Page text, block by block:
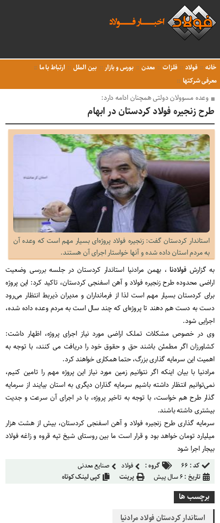
خانه فولاد فلزات معدن بورس و بازار بین الملل
ارتباط با ما
معرفی شرکتها
وعده مسوولان دولتی همچنان ادامه دارد:
طرح زنجیره فولاد کردستان در ابهام
استاندار کردستان گفت:‌ زنجیره فولاد پروژه‌ای بسیار مهم است که وعده‌ آن
به مردم استان داده شده و آنها خواستار اجرای آن هستند.
به گزارش فولادنا ، بهمن مرادنیا استاندار کردستان در جلسه بررسی وضعیت
اراضی محدوده طرح زنجیره فولاد و آهن اسفنجی کردستان، تاکید کرد: این پروژه
برای کردستان بسیار مهم است لذا از فرمانداران و مدیران ذیربط انتظار می‌رود
دست به دست هم دهند تا پروژه‌ای که چند سال است به مردم وعده داده شده،
اجرایی شود.
وی در خصوص مشکلات تملک اراضی مورد نیاز اجرای پروژه، اظهار داشت:
کشاورزان اگر مطمئن باشند حق و حقوق خود را دریافت می کنند، با توجه به
اهمیت این سرمایه گذاری بزرگ، حتما همکاری خواهند کرد.
مرادنیا با بیان اینکه اگر نتوانیم زمین مورد نیاز این پروژه مهم را تامین کنیم،
نمی‌توانیم انتظار داشته باشیم سرمایه گذاران دیگری به استان بیایند از سرمایه
گذار طرح هم خواست، با توجه به تاخیر پروژه، با در اجرای آن سرعت و جدیت
بیشتری داشته باشند.
سرمایه گذاری طرح زنجیره فولاد و آهن اسفنجی کردستان، بیش از هشت هزار
میلیارد تومان خواهد بود و قرار است ما بین روستای شیخ تپه قروه و زاغه فولاد
بیجار اجرا شود
کد : ۶۶ گروه : فولاد
صنایع معدنی
تاریخ :۶ سال پیش پرینت کپی لینک کوتاه
برچسب ها
استاندار کردستان فولاد مرادنیا